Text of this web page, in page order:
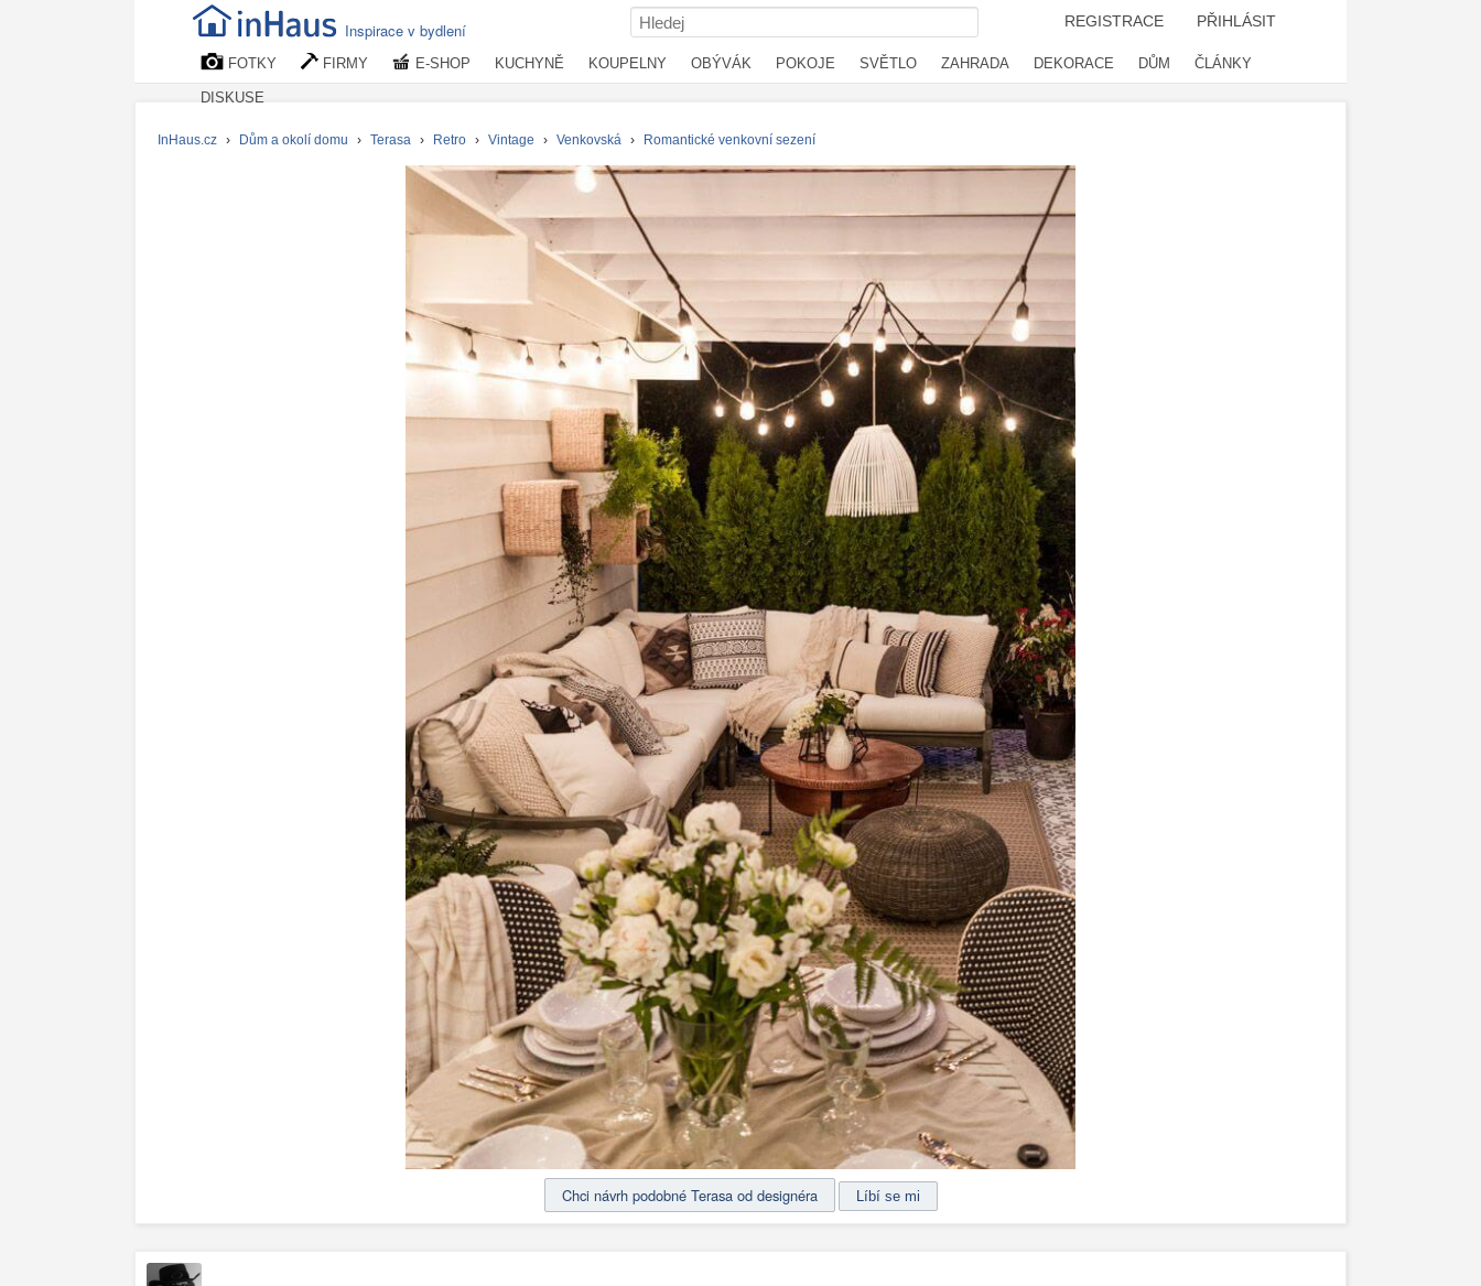
Inspirace v bydlení REGISTRACE PŘIHLÁSIT
FOTKY FIRMY E-SHOP KUCHYNĚ KOUPELNY OBÝVÁK POKOJE SVĚTLO ZAHRADA DEKORACE DŮM ČLÁNKY
DISKUSE
InHaus.cz › Dům a okolí domu › Terasa › Retro › Vintage › Venkovská › Romantické venkovní sezení
Chci návrh podobné Terasa od designéra